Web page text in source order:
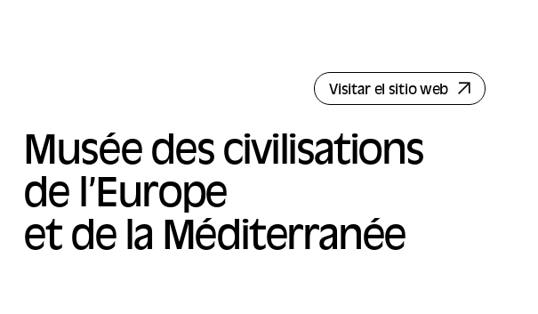
Visitar el sitio web
Musée des civilisations
de l’Europe
et de la Méditerranée